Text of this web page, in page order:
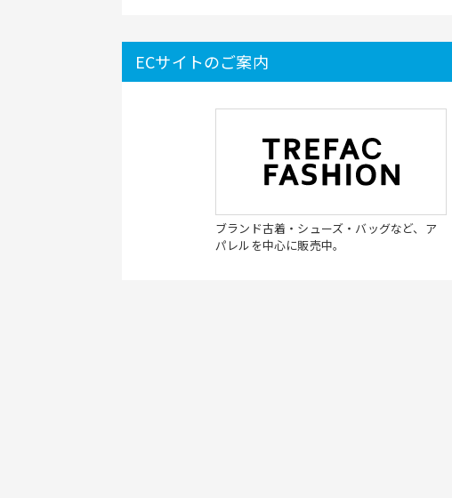
ECサイトのご案内
ブランド古着・シューズ・バッグなど、ア
パレルを中心に販売中。